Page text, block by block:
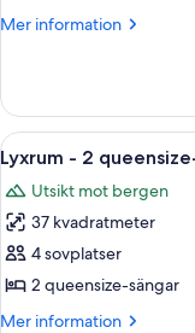
säng
mot
staden
Mer information
Mer
-
kingsize-
säng
-
utsikt
mot
staden
Öppna
alla
foton
för
Lyxrum
-
2
2
Lyxrum - 2
Utsikt mot bergen
37 kvadratmeter
4 sovplatser
2 queensize-sängar
Mer information
Mer